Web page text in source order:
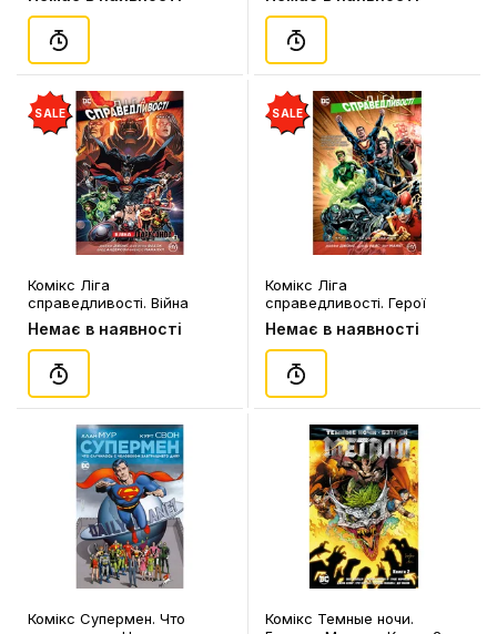
SALE
Комікс Ліга
справедливості. Війна
Дарксайда. Частина 1 з 2.
Книга 8, (176769)
Немає в наявності
SALE
Комікс Ліга
справедливості. Герої
назавжди. Книга 5, (174963)
Немає в наявності
Комікс Супермен. Что
Комікс Темные ночи.